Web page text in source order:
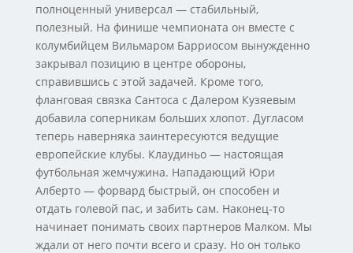
полноценный универсал — стабильный,
полезный. На финише чемпионата он вместе с
колумбийцем Вильмаром Барриосом вынужденно
закрывал позицию в центре обороны,
справившись с этой задачей. Кроме того,
фланговая связка Сантоса с Далером Кузяевым
добавила соперникам больших хлопот. Дугласом
теперь наверняка заинтересуются ведущие
европейские клубы. Клаудиньо — настоящая
футбольная жемчужина. Нападающий Юри
Алберто — форвард быстрый, он способен и
отдать голевой пас, и забить сам. Наконец-то
начинает понимать своих партнеров Малком. Мы
ждали от него почти всего и сразу. Но он только